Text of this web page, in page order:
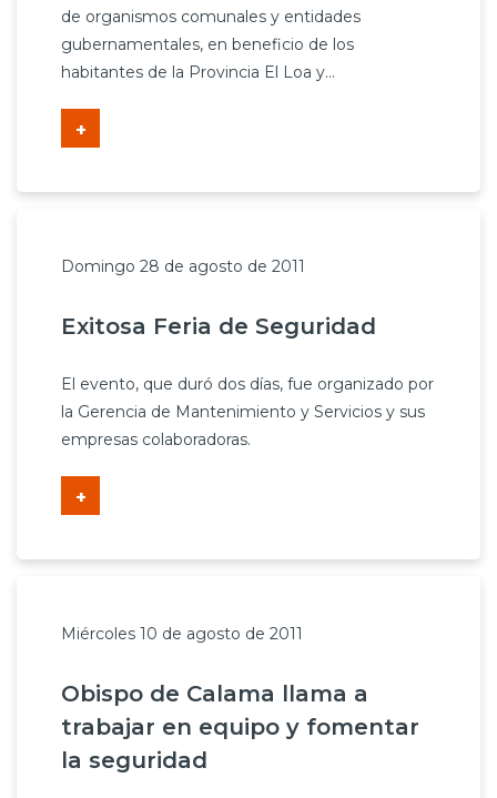
de organismos comunales y entidades
gubernamentales, en beneficio de los
habitantes de la Provincia El Loa y...
+
Domingo 28 de agosto de 2011
Exitosa Feria de Seguridad
El evento, que duró dos días, fue organizado por
la Gerencia de Mantenimiento y Servicios y sus
empresas colaboradoras.
+
Miércoles 10 de agosto de 2011
Obispo de Calama llama a
trabajar en equipo y fomentar
la seguridad